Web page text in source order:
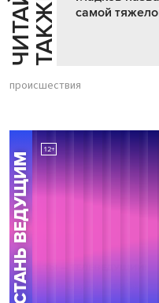
Й
Е
самой
происшествия